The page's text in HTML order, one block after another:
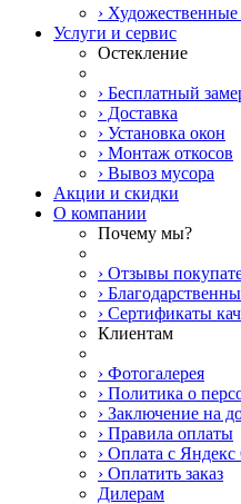
›
Услуги и сервис
Остекление
› Бесплатный
› Доставка
› Установка окон
› Монтаж откосов
› Вывоз мусора
Акции и скидки
О компании
Почему мы?
› Отзывы
›
› Сертификаты
Клиентам
› Фотогалерея
› Политика о
› Заключение на
› Правила оплаты
› Оплата с
› Оплатить заказ
Дилерам